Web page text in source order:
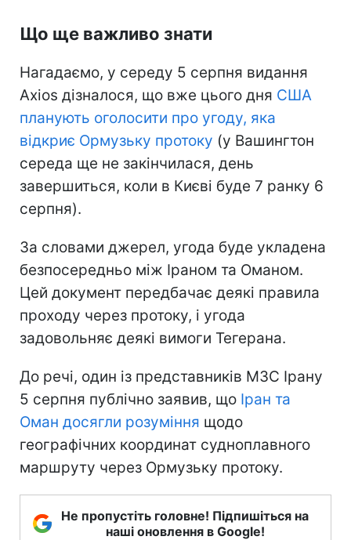
Що ще важливо знати
Нагадаємо, у середу 5 серпня видання
Axios дізналося, що вже цього дня США
планують оголосити про угоду, яка
відкриє Ормузьку протоку (у Вашингтон
середа ще не закінчилася, день
завершиться, коли в Києві буде 7 ранку 6
серпня).
За словами джерел, угода буде укладена
безпосередньо між Іраном та Оманом.
Цей документ передбачає деякі правила
проходу через протоку, і угода
задовольняє деякі вимоги Тегерана.
До речі, один із представників МЗС Ірану
5 серпня публічно заявив, що Іран та
Оман досягли розуміння щодо
географічних координат судноплавного
маршруту через Ормузьку протоку.
Не пропустіть головне! Підпишіться на
наші оновлення в Google!